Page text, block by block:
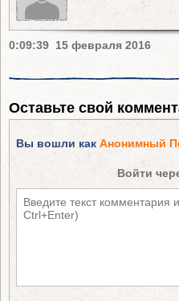
0:09:39 15 февраля 2016
Оставьте свой
Вы вошли как Анонимный
Войти